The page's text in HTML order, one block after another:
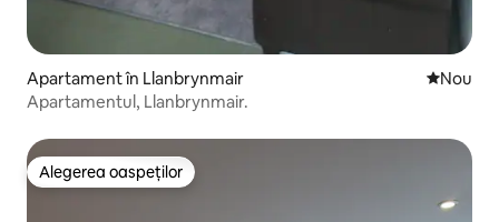
Apartament în Llanbrynmair Cazare
Nou
Apartamentul, Llanbrynmair.
Alegerea oaspeților
Alegerea oaspeților